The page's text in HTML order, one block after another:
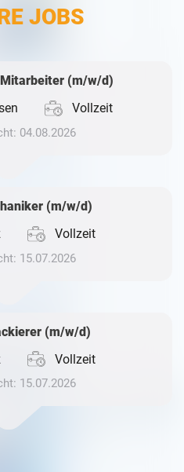
JOBS
(m/w/d)
Vollzeit
04.08.2026
(m/w/d)
Vollzeit
15.07.2026
(m/w/d)
Vollzeit
15.07.2026